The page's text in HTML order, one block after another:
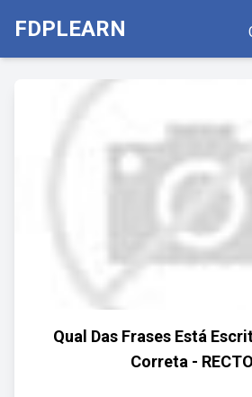
FDPLEARN
Qual Das Frases Está
Correta -